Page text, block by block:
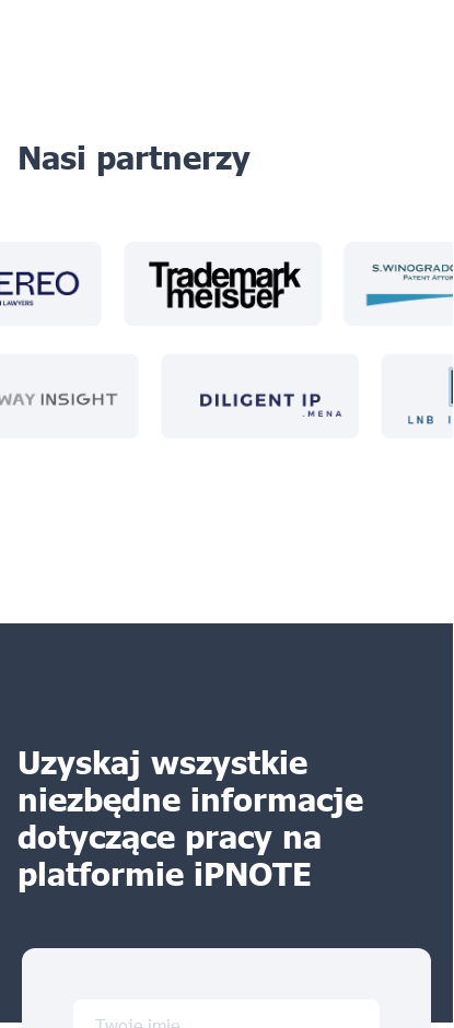
Nasi partnerzy
Uzyskaj wszystkie
niezbędne informacje
dotyczące pracy na
platformie iPNOTE